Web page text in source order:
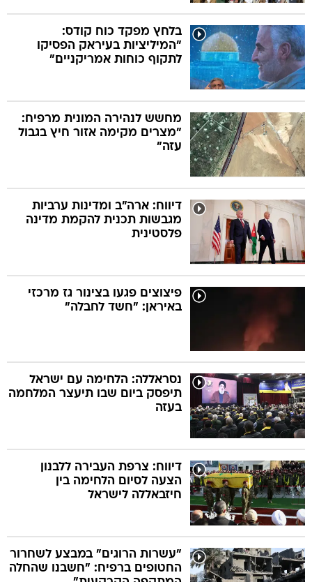
בלחץ מפקד כוח קודס:
"המיליציות בעיראק הפסיקו
לתקוף כוחות אמריקניים"
מחשש לנהירה המונית מרפיח:
"מצרים מקימה אזור חיץ בגבול
עזה"
דיווח: ארה"ב ומדינות ערביות
מגבשות תכנית להקמת מדינה
פלסטינית
פיצוצים פגעו בצינור גז מרכזי
באיראן: "חשד לחבלה"
נסראללה: הלחימה עם ישראל
תיפסק ביום שבו תיעצר המלחמה
בעזה
דיווח: צרפת העבירה ללבנון
הצעה לסיום הלחימה בין
חיזבאללה לישראל
"עשרות הרוגים" במבצע לשחרור
החטופים ברפיח: "חשבנו שהחלה